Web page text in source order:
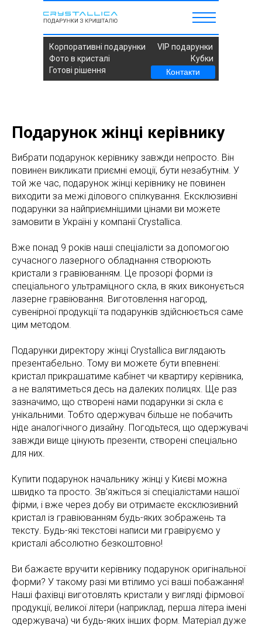
Корпоративні подарунки
Кубки
VIP подарунки
Фото в кристалі
Готові рішення
Контакти
Подарунок жінці керівнику
Вибрати подарунок керівнику завжди непросто. Він
повинен викликати приємні емоції, бути незабутнім. У
той же час, подарунок жінці керівнику не повинен
виходити за межі ділового спілкування. Ексклюзивні
подарунки за найприємнішими цінами ви можете
замовити в Україні у компанії Crystallica.
Вже понад 9 років наші спеціалісти за допомогою
сучасного лазерного обладнання створюють
кристали з гравіюванням. Це прозорі форми із
спеціального ультраміцного скла, в яких виконується
лазерне гравіювання. Виготовлення нагород,
сувенірної продукції та подарунків здійснюється саме
цим методом.
Подарунки директору жінці Crystallica виглядають
презентабельно. Тому ви можете бути впевнені:
кристал прикрашатиме кабінет чи квартиру керівника,
а не валятиметься десь на далеких полицях. Ще раз
зазначимо, що створені нами подарунки зі скла є
унікальними. Тобто одержувач більше не побачить
ніде аналогічного дизайну. Погодьтеся, що одержувачі
завжди вище цінують презенти, створені спеціально
для них.
Купити подарунок начальнику жінці у Києві можна
швидко та просто. Зв'яжіться зі спеціалістами нашої
фірми, і вже через добу ви отримаєте ексклюзивний
кристал із гравіюванням будь-яких зображень та
тексту. Будь-які текстові написи ми гравіруємо у
кристалі абсолютно безкоштовно!
Ви бажаєте вручити керівнику подарунок оригінальної
форми? У такому разі ми втілимо усі ваші побажання!
Наші фахівці виготовлять кристали у вигляді фірмової
продукції, великої літери (наприклад, перша літера імені
одержувача) чи будь-яких інших форм. Матеріал дуже